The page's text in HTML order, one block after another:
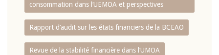
consommation dans l‘UEMOA et perspectives
Rapport d‘audit sur les états financiers de la BCEAO
Revue de la stabilité financière dans l‘UMOA